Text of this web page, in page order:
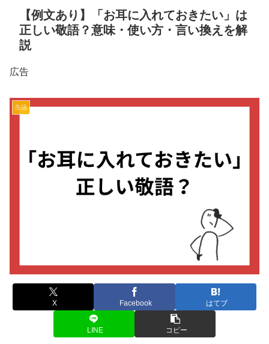
【例文あり】「お耳に入れておきたい」は
正しい敬語？意味・使い方・言い換えを解
説
広告
生活
X Facebook はてブ
LINE コピー